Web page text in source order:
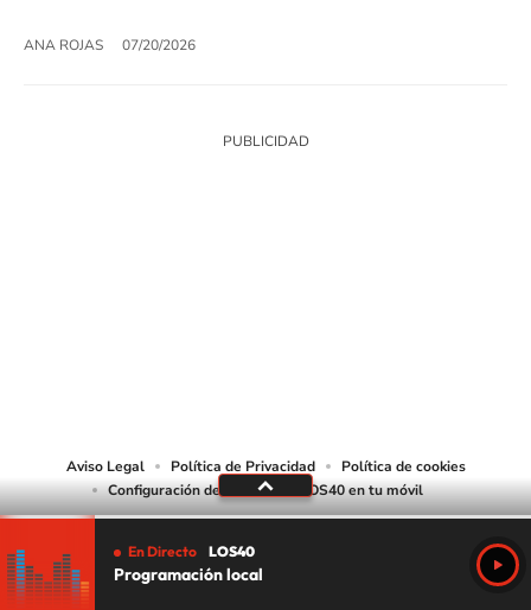
ANA ROJAS 07/20/2026
Aviso Legal Política de Privacidad
Política de cookies
Configuración de cookies
LOS40 en tu móvil
En Directo LOS40
Programación local